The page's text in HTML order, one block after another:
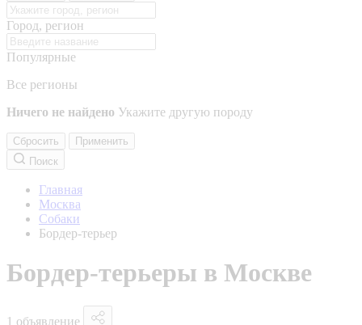
Город, регион
Популярные
Все регионы
Ничего не найдено Укажите другую породу
Сбросить
Применить
Поиск
Главная
Москва
Собаки
Бордер-терьер
Бордер-терьеры в Москве
1 объявление